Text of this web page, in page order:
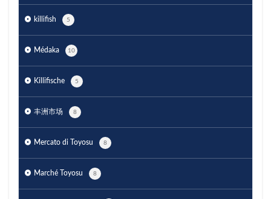
killifish 5
Médaka 10
Killifische 5
丰洲市场 8
Mercato di Toyosu 8
Marché Toyosu 8